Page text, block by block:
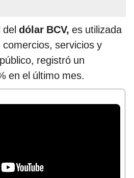
del dólar BCV, es utilizada
servicios y
registró un
en el último mes.